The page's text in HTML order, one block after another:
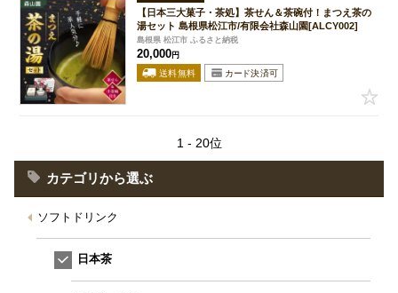
【日本三大菓子・茶処】茶せん＆茶碗付！まつえ茶の
湯セット 島根県松江市/有限会社森山園[ALCY002]
島根県 松江市 ふるさと納税
20,000 円
1 - 20位
カテゴリから選ぶ
ソフトドリンク
日本茶